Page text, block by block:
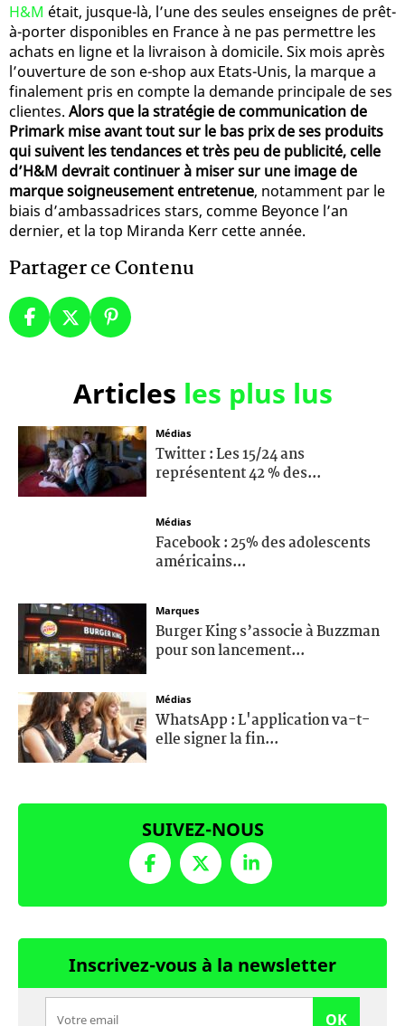
H&M était, jusque-là, l’une des seules enseignes de prêt-
à-porter disponibles en France à ne pas permettre les
achats en ligne et la livraison à domicile. Six mois après
l’ouverture de son e-shop aux Etats-Unis, la marque a
finalement pris en compte la demande principale de ses
clientes. Alors que la stratégie de communication de
Primark mise avant tout sur le bas prix de ses produits
qui suivent les tendances et très peu de publicité, celle
d’H&M devrait continuer à miser sur une image de
marque soigneusement entretenue, notamment par le
biais d’ambassadrices stars, comme Beyonce l’an
dernier, et la top Miranda Kerr cette année.
Partager ce Contenu
Articles les plus lus
Médias
Twitter : Les 15/24 ans
représentent 42 % des...
Médias
Facebook : 25% des adolescents
américains...
Marques
Burger King s’associe à Buzzman
pour son lancement...
Médias
WhatsApp : L'application va-t-
elle signer la fin...
SUIVEZ-NOUS
Inscrivez-vous à la newsletter
OK